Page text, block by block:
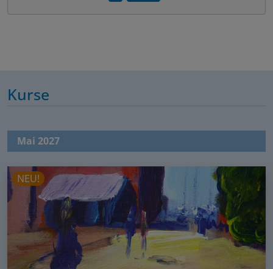
Kurse
Mai 2027
NEU!